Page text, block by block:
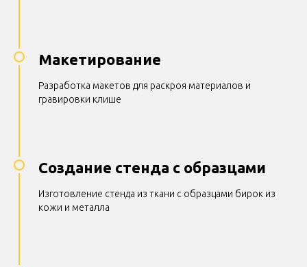
Макетирование
Разработка макетов для раскроя материалов и
гравировки клише
Создание стенда с образцами
Изготовление стенда из ткани с образцами бирок из
кожи и металла